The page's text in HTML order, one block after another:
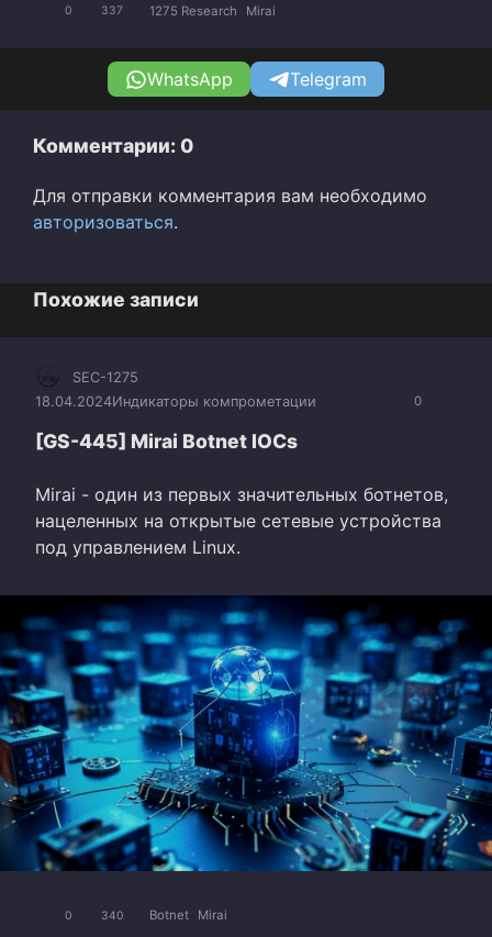
0 337 1275 Research Mirai
WhatsApp Telegram
Комментарии: 0
Для отправки комментария вам необходимо
авторизоваться.
Похожие записи
0
SEC-1275
18.04.2024Индикаторы компрометации
[GS-445] Mirai Botnet IOCs
Mirai - один из первых значительных ботнетов,
нацеленных на открытые сетевые устройства
под управлением Linux.
0 340 Botnet Mirai